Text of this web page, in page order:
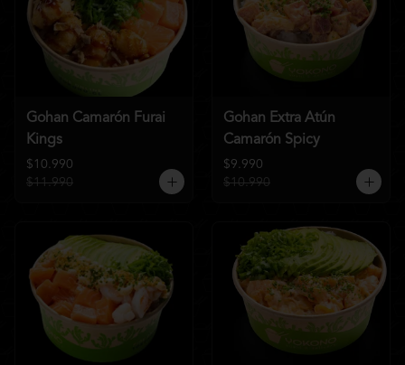
Gohan Camarón Furai
Kings
$10.990
$11.990
Gohan Extra Atún
Camarón Spicy
$9.990
$10.990